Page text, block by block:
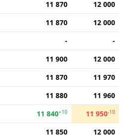
11 870
12 000
11 870
12 000
-
-
11 900
12 000
11 870
11 970
11 880
11 960
11 840+10 11 950-10
11 850
12 000